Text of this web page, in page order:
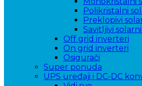
Polikristalni
Preklopivi
Savitljivi
Off grid inverteri
On grid inverteri
Osigurači
Super ponuda
UPS uređaji i DC-DC